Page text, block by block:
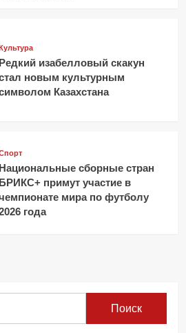
Редкий изабелловый скакун
новым культурным
Казахстана
Национальные сборные стран
БРИКС+ примут участие в
мира по футболу
года